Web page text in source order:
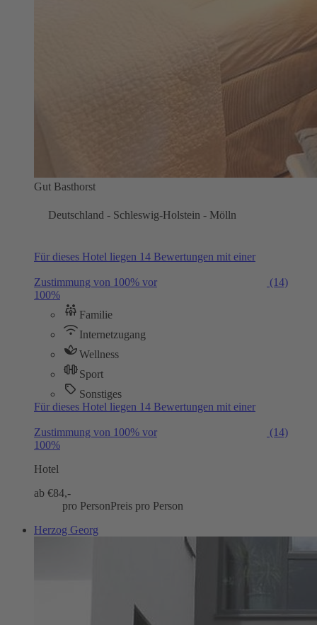
Gut Basthorst
Deutschland - Schleswig-Holstein - Mölln
Für dieses Hotel liegen 14 Bewertungen mit einer
Zustimmung von 100% vor
(14)
100%
Familie
Internetzugang
Wellness
Sport
Sonstiges
Für dieses Hotel liegen 14 Bewertungen mit einer
Zustimmung von 100% vor
(14)
100%
Hotel
ab €84,-
pro PersonPreis pro Person
Herzog Georg